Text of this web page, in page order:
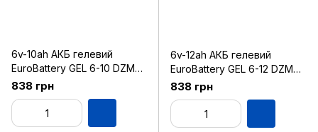
6v-10ah АКБ гелевий
EuroBattery GEL 6-10 DZM
(6в 10Аг)
838 грн
6v-12ah АКБ гелевий
EuroBattery GEL 6-12 DZM
(6в 12Аг)
838 грн